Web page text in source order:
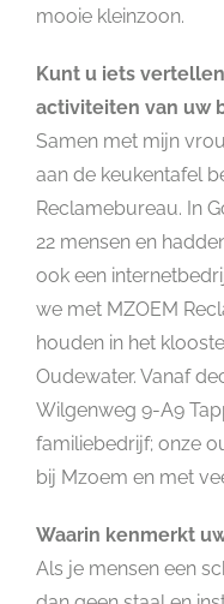
mooie kleinzoon.
Kunt u iets
activiteiten van uw
Samen met mijn
aan de keukentafel
Reclamebureau. In
22 mensen en
ook een
we met MZOEM
houden in het
Oudewater. Vanaf
Wilgenweg 9-A9
familiebedrijf; onze
bij Mzoem en met
Waarin kenmerkt
Als je mensen een